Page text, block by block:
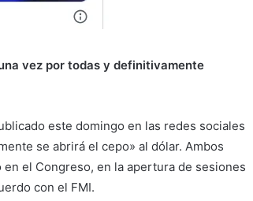
vez por todas y definitivamente
este domingo en las redes sociales
se abrirá el cepo» al dólar. Ambos
el Congreso, en la apertura de sesiones
con el FMI.